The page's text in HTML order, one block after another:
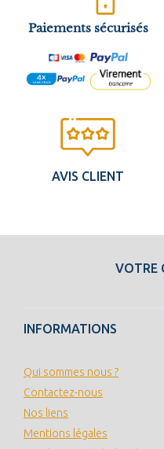
Paiements sécurisés
AVIS CLIENT
VOTRE
INFORMATIONS
Qui sommes nous ?
Contactez-nous
Nos liens
Mentions légales